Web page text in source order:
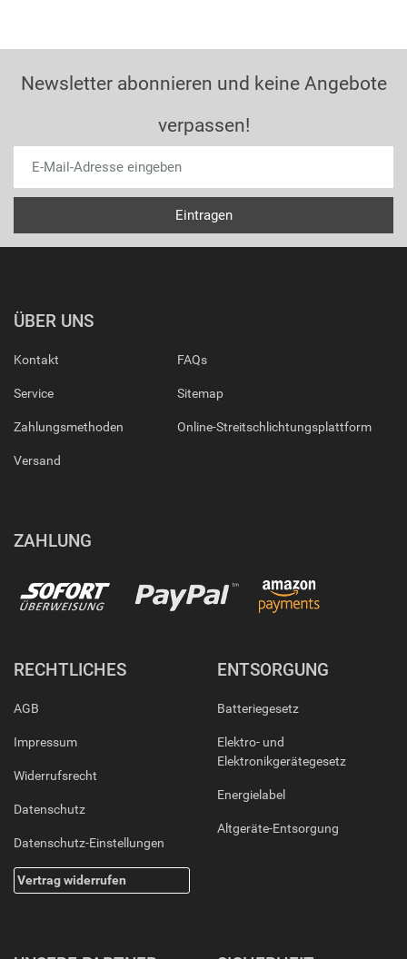
Newsletter abonnieren und keine Angebote
verpassen!
ÜBER UNS
Kontakt
Service
Zahlungsmethoden
Versand
FAQs
Sitemap
Online-Streitschlichtungsplattform
ZAHLUNG
RECHTLICHES
AGB
Impressum
Widerrufsrecht
Datenschutz
Datenschutz-Einstellungen
Vertrag widerrufen
ENTSORGUNG
Batteriegesetz
Elektro- und
Elektronikgerätegesetz
Energielabel
Altgeräte-Entsorgung